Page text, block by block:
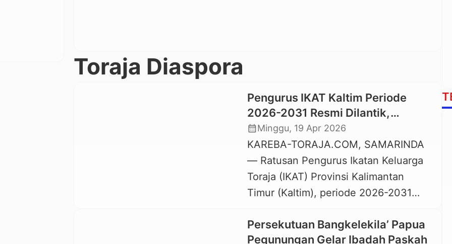
Toraja Diaspora
Pengurus IKAT Kaltim Periode
2026-2031 Resmi Dilantik,
Dipimpin Nataniel Tandirogang
calendar_monthMinggu, 19 Apr 2026
KAREBA-TORAJA.COM, SAMARINDA
— Ratusan Pengurus Ikatan Keluarga
Toraja (IKAT) Provinsi Kalimantan
Timur (Kaltim), periode 2026-2031
Kepengurusan periode ini dipimpin DR.
dr. Nataniel Tandirogang, M.Si.
Persekutuan Bangkelekila’ Papua
Pegunungan Gelar Ibadah Paskah